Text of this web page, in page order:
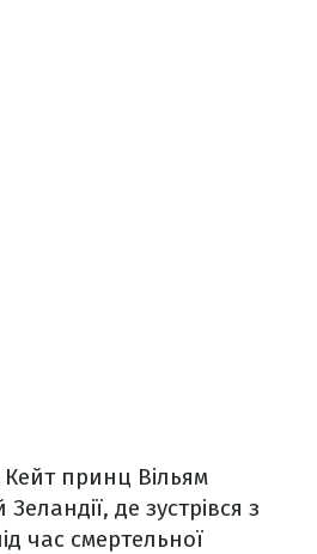
принц Вільям
де зустрівся з
час смертельної